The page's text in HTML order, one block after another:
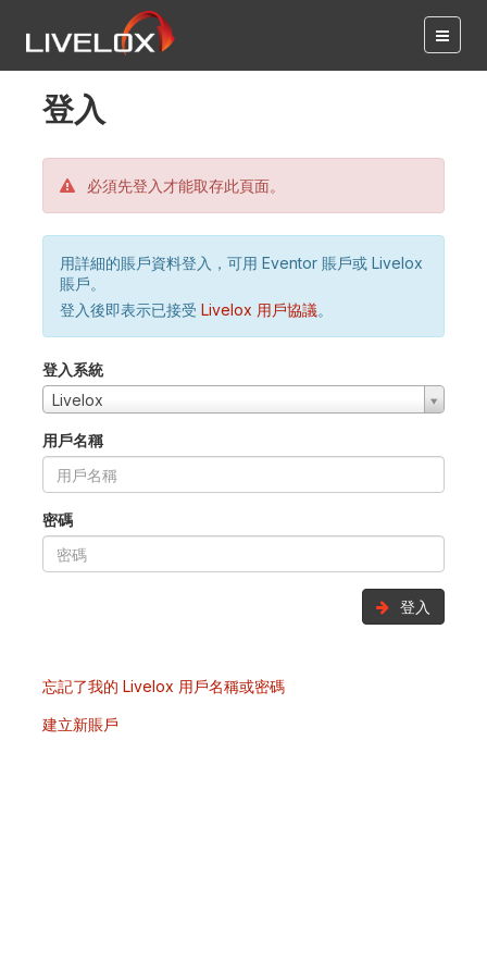
登入
必須先登入才能取存此頁面。
用詳細的賬戶資料登入，可用 Eventor 賬戶或 Livelox
賬戶。
登入後即表示已接受 Livelox 用戶協議。
登入系統
Livelox
用戶名稱
密碼
登入
忘記了我的 Livelox 用戶名稱或密碼
建立新賬戶